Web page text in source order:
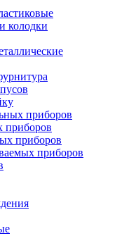
колодки
приборов
приборов
приборов
приборов